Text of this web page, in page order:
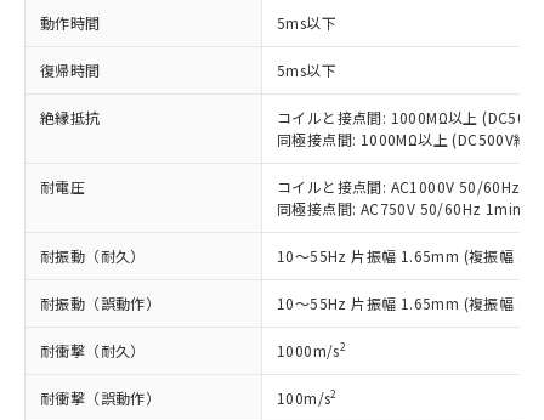
動作時間 5ms以下
復帰時間 5ms以下
絶縁抵抗
コイルと接点間: 1000MΩ以上
同極接点間: 1000MΩ以上 (DC500V絶
耐電圧
コイルと接点間: AC1000V 50/60Hz
同極接点間: AC750V 50/60Hz 1min
耐振動（耐久） 10～55Hz 片振幅 1.65mm (複振幅
耐振動（誤動作） 10～55Hz 片振幅 1.65mm (複振幅
耐衝撃（耐久） 1000m/s2
耐衝撃（誤動作） 100m/s2
ご利用ください。
本サービスは、当社制御機器事業取扱
商品の当社在庫状況および標準価格
(税抜)を提供させていただくもので
当社制御機器事業取扱商品の中には、
本サービスの対象外となる商品もある
ことをご了承ください。
在庫状況および標準価格照会結果は、
記載している更新日時点での社内デー
タに基づき作成されるものであり、閲
覧された時点での実際の在庫および標
準価格とは異なる場合があることをご
了承ください。
正式な納期状況および標準価格はお客
非含有に非対応の商品で、対応品を出す予
定はありません。
調査・確認中：EU RoHS指令（10物質）の
非含有の対応状況を調査中または確認中の
商品です。
非該当品：ライセンス料など無形物で、有
害物質有無と関係のない商品です。
仕入先様の事情により、非含有部品として
いたものが、含有品と判明した場合などや
むを得ず変更することがあります。
鉛(Pb) 1000ppm以下、 水銀(Hg) 1000ppm以下、 カド
ミウム(Cd) 100ppm以下、
六価クロム(Cr(Ⅵ)) 1000ppm以下、ポリ臭化ビフェニル
類(PBB) 1000ppm以下、ポリ臭化ジフェニルエーテル類
ル) (DEHP)(別名：DOP) 1000ppm以下、フタル酸ブチ
※1 中国RoHS○×表
「○」：最大均質材料含有率が中国RoHSの
基準値以下であることを示します。
「×」：最大均質材料含有率が中国RoHSの
基準値を超えていることを示します。
「－」：未確認です。当社販売部門へお問
い合わせください。
*中国RoHS10物質の基準値 (GB/T26572)：
Pb(鉛) :1000ppm、 Hg(水銀) : 1000ppm、 Cd(カドミウ
ム) : 100ppm、
ニル類) : 1000ppm、 PBDEs(ポリ臭化ジフェニルエーテ
ル類) : 1000ppm、
当社は、これら貴社製品のうち、外国
為替および外国貿易法に定める商品
（以下｢規制貨物等」という）を輸出
または国外への提供する場合は、日本
国政府の輸出許可(または役務取引許
可)を取得するなどの必要な手続きを
当社は規制貨物を破棄する場合は、完
記
○ 一定数以上の在庫あり